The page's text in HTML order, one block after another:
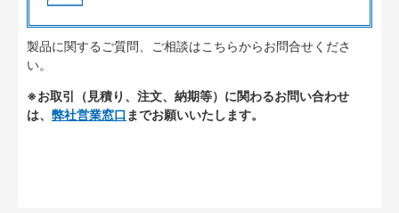
製品に関するご質問、ご相談はこちらからお問合せくださ
い。
※お取引（見積り、注文、納期等）に関わるお問い合わせ
は、 弊社営業窓口 までお願いいたします。